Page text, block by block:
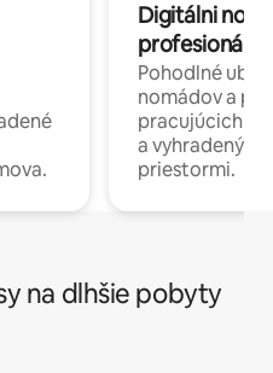
Digitálni
profesionáli
Pohodlné
nomádov a
pracujúcich
a
priestormi.
na dlhšie pobyty